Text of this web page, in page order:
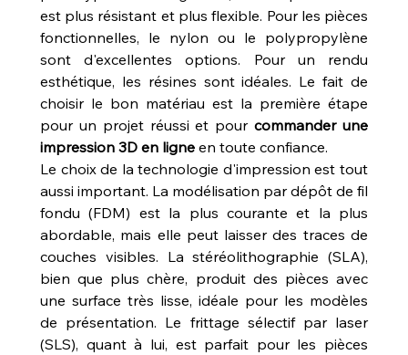
est plus résistant et plus flexible. Pour les pièces
fonctionnelles, le nylon ou le polypropylène
sont d'excellentes options. Pour un rendu
esthétique, les résines sont idéales. Le fait de
choisir le bon matériau est la première étape
pour un projet réussi et pour commander une
impression 3D en ligne en toute confiance.
Le choix de la technologie d'impression est tout
aussi important. La modélisation par dépôt de fil
fondu (FDM) est la plus courante et la plus
abordable, mais elle peut laisser des traces de
couches visibles. La stéréolithographie (SLA),
bien que plus chère, produit des pièces avec
une surface très lisse, idéale pour les modèles
de présentation. Le frittage sélectif par laser
(SLS), quant à lui, est parfait pour les pièces